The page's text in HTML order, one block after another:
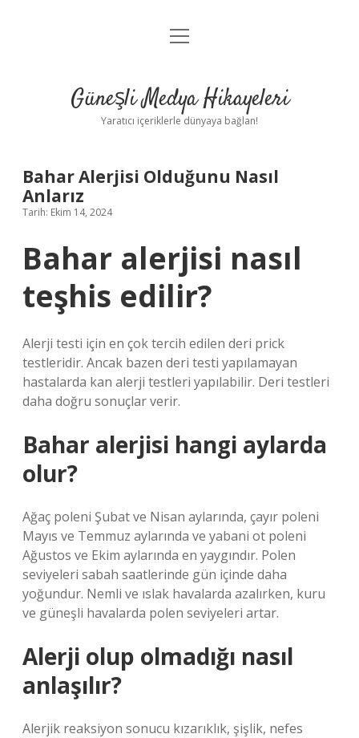
Anasayfa
Yasal Uyarı
menüyü
Güneşli Medya Hikayeleri
Yaratıcı içeriklerle dünyaya bağlan!
Bahar Alerjisi Olduğunu Nasıl
Anlarız
Tarih: Ekim 14, 2024
Bahar alerjisi nasıl
teşhis edilir?
Alerji testi için en çok tercih edilen deri prick
testleridir. Ancak bazen deri testi yapılamayan
hastalarda kan alerji testleri yapılabilir. Deri testleri
daha doğru sonuçlar verir.
Bahar alerjisi hangi aylarda
olur?
Ağaç poleni Şubat ve Nisan aylarında, çayır poleni
Mayıs ve Temmuz aylarında ve yabani ot poleni
Ağustos ve Ekim aylarında en yaygındır. Polen
seviyeleri sabah saatlerinde gün içinde daha
yoğundur. Nemli ve ıslak havalarda azalırken, kuru
ve güneşli havalarda polen seviyeleri artar.
Alerji olup olmadığı nasıl
anlaşılır?
Alerjik reaksiyon sonucu kızarıklık, şişlik, nefes